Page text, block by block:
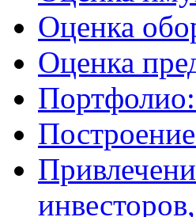
Оценка
Оценка